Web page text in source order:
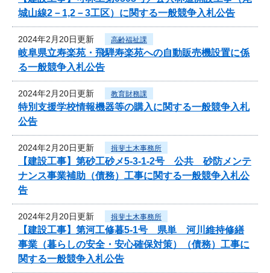
城山線2－1,2－3工区）に関する一般競争入札公告
2024年2月20日更新 高齢福祉課
岐阜県立寿楽苑・飛騨寿楽苑への自動販売機設置に係
る一般競争入札公告
2024年2月20日更新 教育財務課
特別支援学校情報機器等の購入に関する一般競争入札
公告
2024年2月20日更新 揖斐土木事務所
【建設工事】第砂工砂メ5-3-1-2号 公共 砂防メンテ
ナンス事業補助（債務）工事に関する一般競争入札公
告
2024年2月20日更新 揖斐土木事務所
【建設工事】第河工修暮5-1号 県単 河川維持修繕
事業（暮らしの安全・安心確保対策）（債務）工事に
関する一般競争入札公告